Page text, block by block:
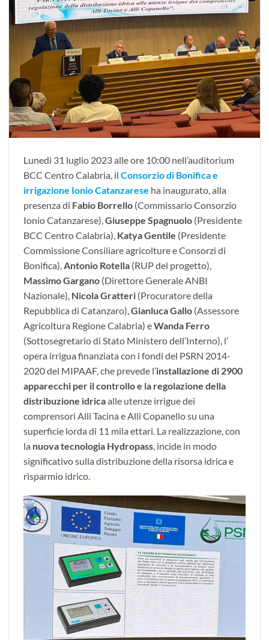
Lunedì 31 luglio 2023 alle ore 10:00 nell’auditorium
BCC Centro Calabria, il Consorzio di Bonifica e
irrigazione Ionio Catanzarese ha inaugurato, alla
presenza di Fabio Borrello (Commissario Consorzio
Ionio Catanzarese), Giuseppe Spagnuolo (Presidente
BCC Centro Calabria), Katya Gentile (Presidente
Commissione Consiliare agricolture e Consorzi di
Bonifica), Antonio Rotella (RUP del progetto),
Massimo Gargano (Direttore Generale ANBI
Nazionale), Nicola Gratteri (Procuratore della
Repubblica di Catanzaro), Gianluca Gallo (Assessore
Agricoltura Regione Calabria) eWanda Ferro
(Sottosegretario di Stato Ministero dell’Interno), l’
opera irrigua finanziata con i fondi del PSRN 2014-
2020 del MIPAAF, che prevede l’installazione di 2900
apparecchi per il controllo e la regolazione della
distribuzione idricaalle utenze irrigue dei
comprensori Alli Tacina e Alli Copanello su una
superficie lorda di 11 mila ettari. La realizzazione, con
la nuova tecnologia Hydropass , incide in modo
significativo sulla distribuzione della risorsa idrica e
risparmio idrico.